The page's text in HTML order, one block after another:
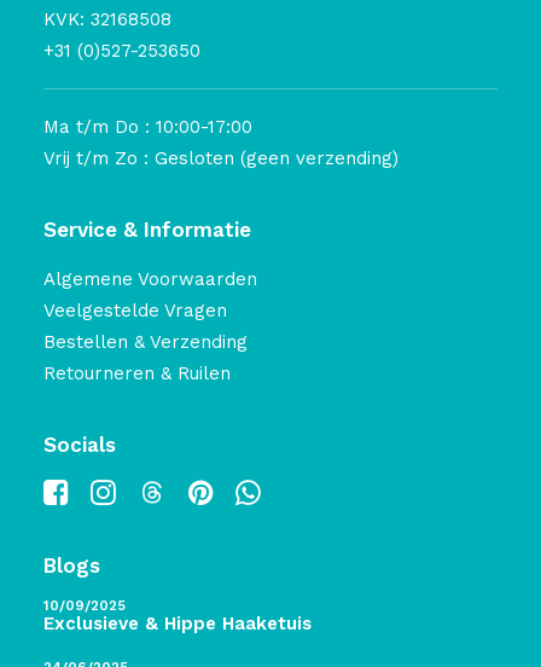
KVK: 32168508
+31 (0)527-253650
Ma t/m Do : 10:00-17:00
Vrij t/m Zo : Gesloten (geen verzending)
Service & Informatie
Algemene Voorwaarden
Veelgestelde Vragen
Bestellen & Verzending
Retourneren & Ruilen
Socials
Blogs
10/09/2025
Exclusieve & Hippe Haaketuis